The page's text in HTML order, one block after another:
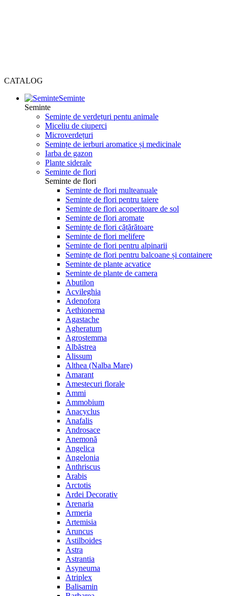
CATALOG
Seminte
Seminte
Semințe de verdețuri pentu animale
Miceliu de ciuperci
Microverdețuri
Semințe de ierburi aromatice și medicinale
Iarba de gazon
Plante siderale
Seminte de flori
Seminte de flori
Seminte de flori multeanuale
Seminte de flori pentru taiere
Seminte de flori acoperitoare de sol
Seminte de flori aromate
Semințe de flori cățărătoare
Seminte de flori melifere
Seminte de flori pentru alpinarii
Semințe de flori pentru balcoane și containere
Seminte de plante acvatice
Seminte de plante de camera
Abutilon
Acvileghia
Adenofora
Aethionema
Agastache
Agheratum
Agrostemma
Albăstrea
Alissum
Althea (Nalba Mare)
Amarant
Amestecuri florale
Ammi
Ammobium
Anacyclus
Anafalis
Androsace
Anemonă
Angelica
Angelonia
Anthriscus
Arabis
Arctotis
Ardei Decorativ
Arenaria
Armeria
Artemisia
Aruncus
Astilboides
Astra
Astrantia
Asyneuma
Atriplex
Balisamin